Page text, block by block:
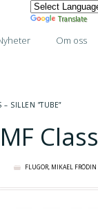
Translate
Om oss
– SILLEN ”TUBE”
MF
FLUGOR, MIKAEL FRÖDIN